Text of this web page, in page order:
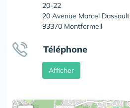
20-22
20 Avenue Marcel Dassault
93370 Montfermeil
Téléphone
Afficher